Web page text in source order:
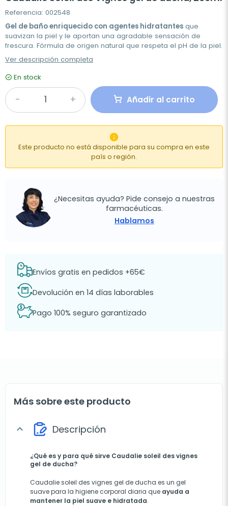
Referencia: 002548
Gel de baño enriquecido con agentes hidratantes que
suavizan la piel y le aportan una agradable sensación de
frescura. Fórmula de origen natural que respeta el pH de la piel.
Ver descripción completa
En stock
Añadir al carrito

Este producto no está disponible para su compra en este
país o región.
¿Necesitas ayuda? Pide consejo a nuestras
farmacéuticas.
Hablamos
Envíos gratis en pedidos +65€
Devolución en 14 días laborables
Pago 100% seguro garantizado
Más sobre este producto
expand_more Descripción
¿Qué es y para qué sirve Caudalie soleil des vignes
gel de ducha?
Caudalie soleil des vignes gel de ducha es un gel
suave para la higiene corporal diaria que ayuda a
mantener la piel suave e hidratada.